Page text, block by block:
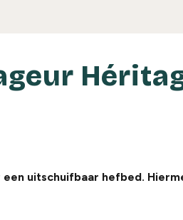
een uitschuifbaar hefbed.